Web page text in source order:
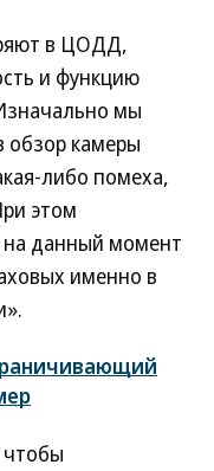
в ЦОДД,
и функцию
мы
обзор камеры
либо помеха,
этом
на данный момент
именно в
чтобы